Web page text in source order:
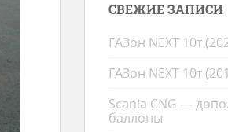
СВЕЖИЕ ЗАПИСИ
ГАЗон NEXT 10т
ГАЗон NEXT 10т
Scania CNG —
баллоны